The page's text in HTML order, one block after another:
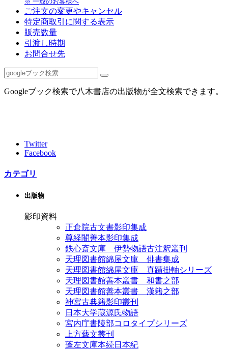
ご注文の変更やキャンセル
特定商取引に関する表示
販売数量
引渡し時期
お問合せ先
Googleブック検索で八木書店の出版物が全文検索できます。
Twitter
Facebook
カテゴリ
出版物
影印資料
正倉院古文書影印集成
尊経閣善本影印集成
鉄心斎文庫 伊勢物語古注釈叢刊
天理図書館綿屋文庫 俳書集成
天理図書館綿屋文庫 真蹟掛軸シリーズ
天理図書館善本叢書 和書之部
天理図書館善本叢書 漢籍之部
神宮古典籍影印叢刊
日本大学蔵源氏物語
宮内庁書陵部コロタイプシリーズ
上方藝文叢刊
蓬左文庫本続日本紀